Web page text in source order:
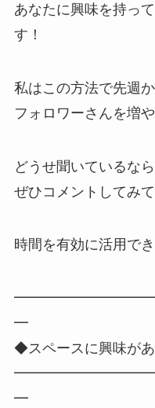
あなたに興味を持っ
す！
私はこの方法で先週
フォロワーさんを増
どうせ聞いているなら
ぜひコメントしてみて
時間を有効に活用で
━
◆スペースに興味があ
━